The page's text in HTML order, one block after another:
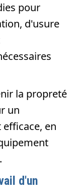
pour
d'usure
la propreté
un
en
d'un